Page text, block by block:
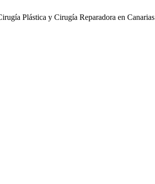
Plástica y Cirugía Reparadora en Canarias